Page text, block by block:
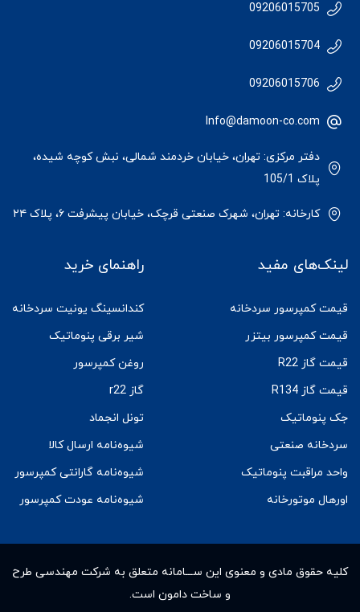
09206015705
09206015704
09206015706
Info@damoon-co.com
دفتر مرکزی: تهران، خیابان خردمند شمالی، نبش کوچه شیده،
پلاک 105/1
کارخانه: تهران، شهرک صنعتی قرچک، خیابان پیشرفت ۶، پلاک ۲۴
لینک‌های مفید
قیمت کمپرسور سردخانه
قیمت کمپرسور بیتزر
قیمت گاز R22
قیمت گاز R134
جک پنوماتیک
سردخانه صنعتی
واحد مراقبت پنوماتیک
اورهال موتورخانه
راهنمای خرید
کندانسینگ یونیت سردخانه
شیر برقی پنوماتیک
روغن کمپرسور
گاز r22
تونل انجماد
شیوه‌نامه ارسال کالا
شیوه‌نامه گارانتی کمپرسور
شیوه‌نامه عودت کمپرسور
کلیه حقوق مادى و معنوى این ســـامانه متعلق به شرکت مهندسی طرح
و ساخت دامون است.